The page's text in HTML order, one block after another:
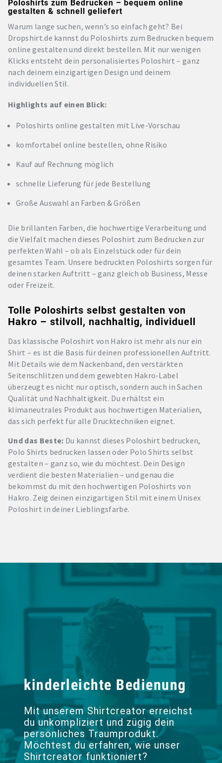
Poloshirts zum Bedrucken – bequem online
gestalten & schnell geliefert
Warum lange suchen, wenn’s so einfach geht? Bei
Dropshirt.de kannst du Poloshirts zum Bedrucken bequem
online gestalten und direkt bestellen. Mit nur wenigen
Klicks entsteht dein personalisiertes Poloshirt – ganz
nach deinem einzigartigen Design und deinem
individuellen Stil.
Highlights auf einen Blick:
Poloshirts online gestalten mit Live-Vorschau
komfortabel online bestellen, ohne Risiko
Kauf auf Rechnung möglich
schnelle Lieferung für jede Bestellung
Große Auswahl an Farben & Größen
Die brillanten Farben, die hochwertige Verarbeitung und
die Vielfalt machen dieses Poloshirt zum Bedrucken zur
perfekten Wahl – ob als Einzelstück oder für dein
gesamtes Team. Unsere bedruckten Poloshirts sorgen für
deinen starken Auftritt – ganz gleich ob Business, Messe
oder Freizeit.
Tolle Poloshirts selbst gestalten von
Hakro – stilvoll, nachhaltig, individuell
Das klassische Poloshirt von Hakro ist mehr als nur ein
Shirt – es ist die Basis für deinen professionellen Auftritt.
Mit Details wie dem Nackenband, den verstärkten
Seitenschlitzen und dem gewebten Hakro-Label
überzeugt es nicht nur optisch, sondern auch in Sachen
Qualität und Nachhaltigkeit. Du erhältst ein
klimaneutrales Produkt aus hochwertigen Materialien,
das sich perfekt für alle Drucktechniken eignet.
Und das Beste: Du kannst dieses Poloshirt bedrucken,
Polo Shirts bedrucken lassen oder Polo Shirts selbst
gestalten – ganz so, wie du möchtest. Dein Design
verdient die besten Materialien – und genau die
bekommst du mit den hochwertigen Poloshirts von
Hakro. Zeig deinen einzigartigen Stil mit einem Unisex
Poloshirt in deiner Lieblingsfarbe.
kinderleichte Bedienung
Mit unserem Shirtcreator erreichst
du unkompliziert und zügig dein
persönliches Traumprodukt.
Möchtest du erfahren, wie unser
Shirtcreator funktioniert?